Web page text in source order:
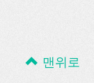
맨위로